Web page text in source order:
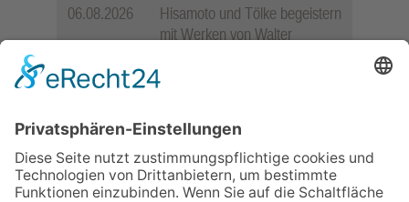
06.08.2026
Hisamoto und Tölke begeistern
mit Werken von Walter
30.07.2026
Ganz Niederhöchstadt wird zur
09.07.2026
Wasserampel steht auf Gelb:
auf
06.08.2026
Jugendchor Hochtaunus